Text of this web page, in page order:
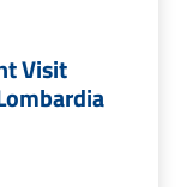
Visit